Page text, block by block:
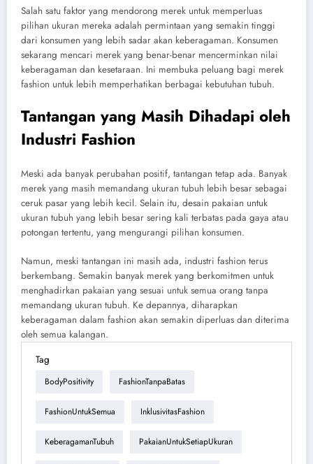
Salah satu faktor yang mendorong merek untuk memperluas
pilihan ukuran mereka adalah permintaan yang semakin tinggi
dari konsumen yang lebih sadar akan keberagaman. Konsumen
sekarang mencari merek yang benar-benar mencerminkan nilai
keberagaman dan kesetaraan. Ini membuka peluang bagi merek
fashion untuk lebih memperhatikan berbagai kebutuhan tubuh.
Tantangan yang Masih Dihadapi oleh
Industri Fashion
Meski ada banyak perubahan positif, tantangan tetap ada. Banyak
merek yang masih memandang ukuran tubuh lebih besar sebagai
ceruk pasar yang lebih kecil. Selain itu, desain pakaian untuk
ukuran tubuh yang lebih besar sering kali terbatas pada gaya atau
potongan tertentu, yang mengurangi pilihan konsumen.
Namun, meski tantangan ini masih ada, industri fashion terus
berkembang. Semakin banyak merek yang berkomitmen untuk
menghadirkan pakaian yang sesuai untuk semua orang tanpa
memandang ukuran tubuh. Ke depannya, diharapkan
keberagaman dalam fashion akan semakin diperluas dan diterima
oleh semua kalangan.
Tag
BodyPositivity FashionTanpaBatas
FashionUntukSemua InklusivitasFashion
KeberagamanTubuh PakaianUntukSetiapUkuran